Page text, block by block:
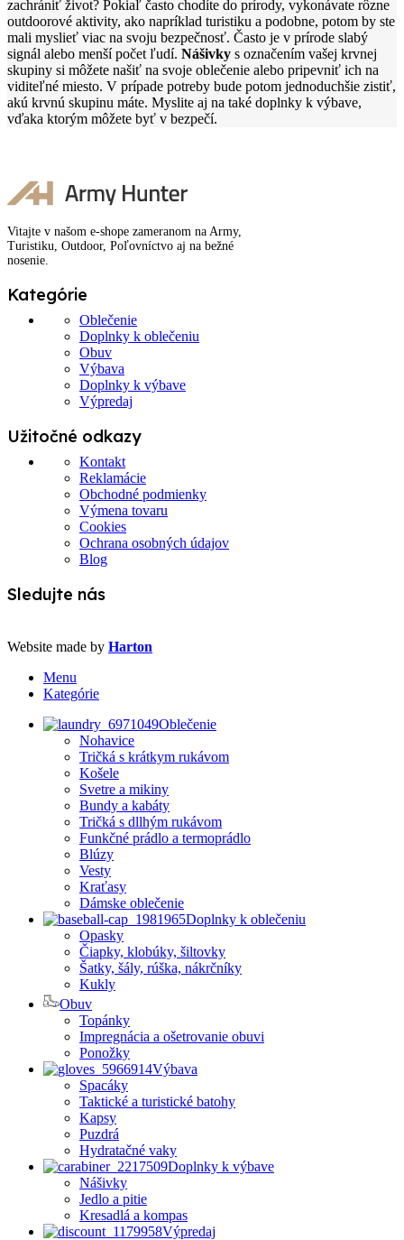
zachrániť život? Pokiaľ často chodíte do prírody, vykonávate rôzne
outdoorové aktivity, ako napríklad turistiku a podobne, potom by ste
mali myslieť viac na svoju bezpečnosť. Často je v prírode slabý
signál alebo menší počet ľudí. Nášivky s označením vašej krvnej
skupiny si môžete našiť na svoje oblečenie alebo pripevniť ich na
viditeľné miesto. V prípade potreby bude potom jednoduchšie zistiť,
akú krvnú skupinu máte. Myslite aj na také doplnky k výbave,
vďaka ktorým môžete byť v bezpečí.
Vitajte v našom e-shope zameranom na Army,
Turistiku, Outdoor, Poľovníctvo aj na bežné
nosenie.
Kategórie
Oblečenie
Doplnky k oblečeniu
Obuv
Výbava
Doplnky k výbave
Výpredaj
Užitočné odkazy
Kontakt
Reklamácie
Obchodné podmienky
Výmena tovaru
Cookies
Ochrana osobných údajov
Blog
Sledujte nás
Website made by Harton
Menu
Kategórie
Oblečenie
Nohavice
Tričká s krátkym rukávom
Košele
Svetre a mikiny
Bundy a kabáty
Tričká s dllhým rukávom
Funkčné prádlo a termoprádlo
Blúzy
Vesty
Kraťasy
Dámske oblečenie
Doplnky k oblečeniu
Opasky
Čiapky, klobúky, šiltovky
Šatky, šály, rúška, nákrčníky
Kukly
Obuv
Topánky
Impregnácia a ošetrovanie obuvi
Ponožky
Výbava
Spacáky
Taktické a turistické batohy
Kapsy
Puzdrá
Hydratačné vaky
Doplnky k výbave
Nášivky
Jedlo a pitie
Kresadlá a kompas
Výpredaj